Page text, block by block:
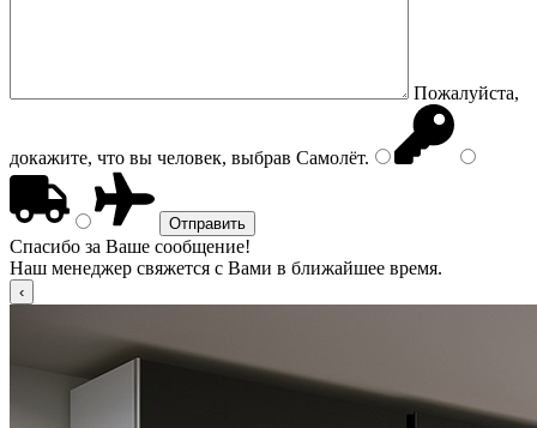
Пожалуйста,
докажите, что вы человек, выбрав Самолёт.
Спасибо за Ваше сообщение!
Наш менеджер свяжется с Вами в ближайшее время.